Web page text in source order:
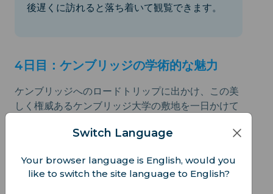
後遅くに訪れると落ち着いて観覧できます。
4日目：ケンブリッジの学術的な魅力
ケンブリッジへのロードトリップに出かけ、この美
しく権威あるケンブリッジ大学の敷地を一日かけて
た目に楽しい（数学的とはいえない）数学橋も見逃
今日見つけられるもの：
Switch Language
Your browser language is English, would you
like to switch the site language to English?